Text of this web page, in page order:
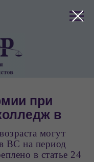
при
в
могут
ВС на период
в статье 24